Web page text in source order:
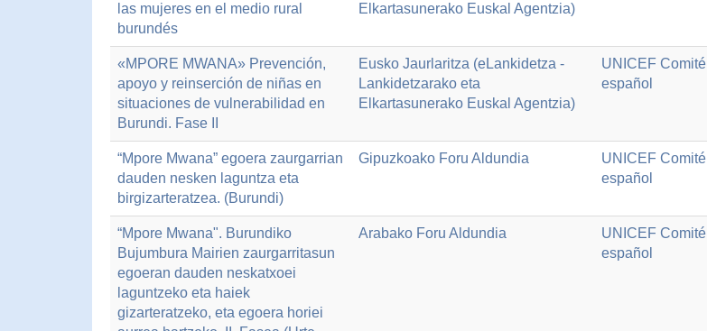
las mujeres en el medio rural
burundés
Elkartasunerako Euskal Agentzia)
«MPORE MWANA» Prevención,
apoyo y reinserción de niñas en
situaciones de vulnerabilidad en
Burundi. Fase II
Eusko Jaurlaritza (eLankidetza -
Lankidetzarako eta
Elkartasunerako Euskal Agentzia)
UNICEF Comité
español
“Mpore Mwana” egoera zaurgarrian
dauden nesken laguntza eta
birgizarteratzea. (Burundi)
Gipuzkoako Foru Aldundia
UNICEF Comité
español
“Mpore Mwana". Burundiko
Bujumbura Mairien zaurgarritasun
egoeran dauden neskatxoei
laguntzeko eta haiek
gizarteratzeko, eta egoera horiei
Arabako Foru Aldundia
UNICEF Comité
español